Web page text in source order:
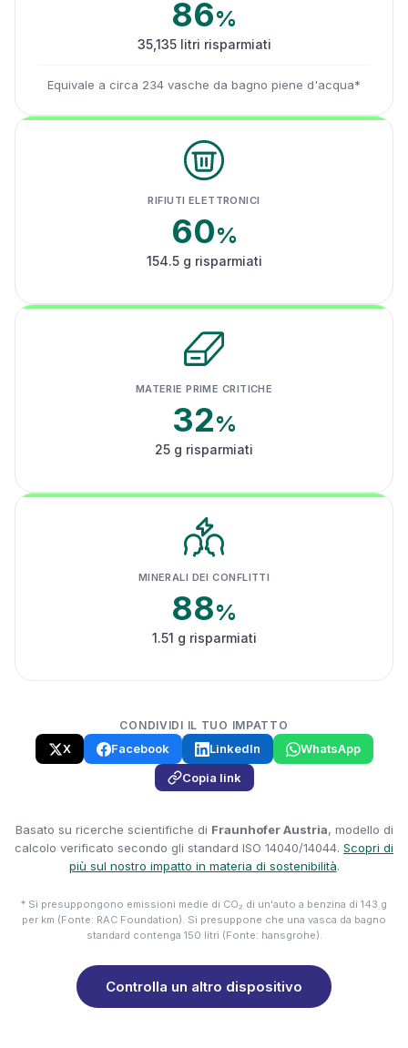
86%
35,135 litri risparmiati
Equivale a circa 234 vasche da bagno piene d'acqua*
RIFIUTI ELETTRONICI
60%
154.5 g risparmiati
MATERIE PRIME CRITICHE
32%
25 g risparmiati
MINERALI DEI CONFLITTI
88%
1.51 g risparmiati
CONDIVIDI IL TUO IMPATTO
X Facebook LinkedIn
WhatsApp
Copia link
Basato su ricerche scientifiche di Fraunhofer Austria, modello di
calcolo verificato secondo gli standard ISO 14040/14044. Scopri di
più sul nostro impatto in materia di sostenibilità.
* Si presuppongono emissioni medie di CO₂ di un'auto a benzina di 143 g
per km (Fonte: RAC Foundation). Si presuppone che una vasca da bagno
standard contenga 150 litri (Fonte: hansgrohe).
Controlla un altro dispositivo